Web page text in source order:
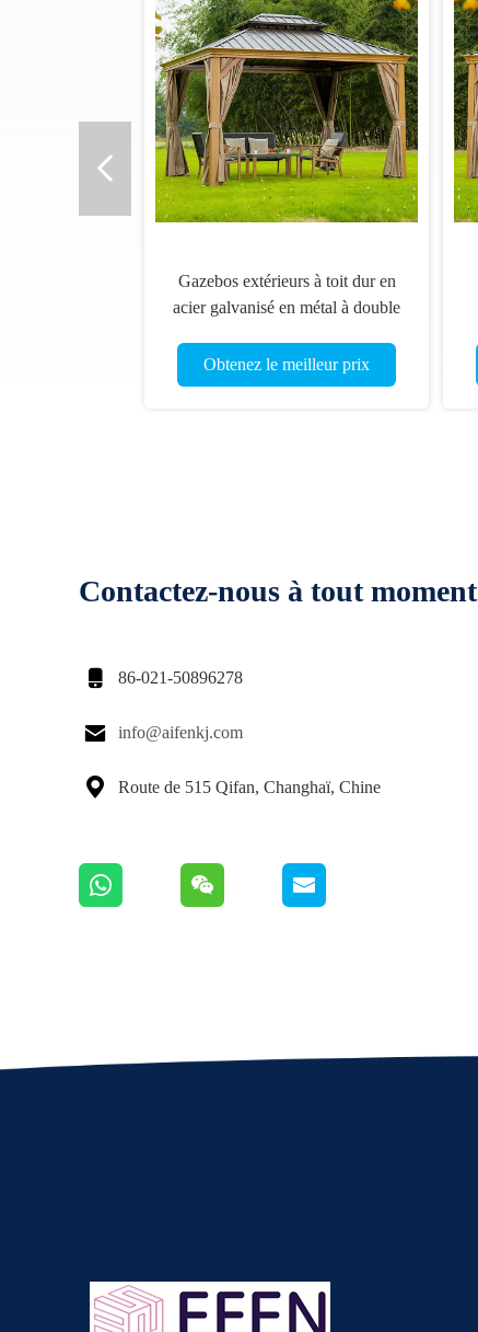
Gazebos extérieurs à toit dur en
acier galvanisé en métal à double
Obtenez le meilleur prix
Contactez-nous à tout moment
 86-021-50896278
 info@aifenkj.com
 Route de 515 Qifan, Changhaï, Chine